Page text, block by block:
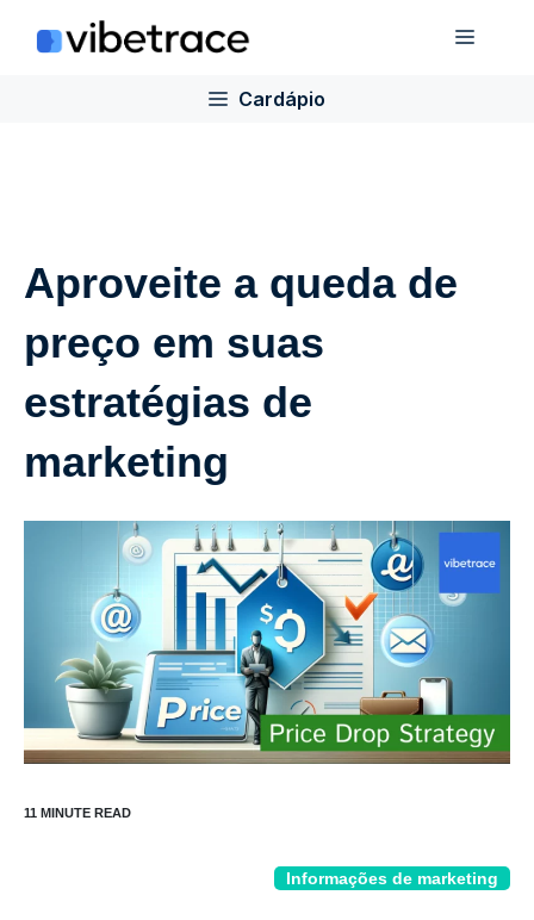
para
Cardápio
Aproveite a queda de
preço em suas
estratégias de
marketing
Informações de marketing